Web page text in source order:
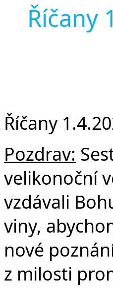
Říčany
Říčany
Pozdrav:
velikonoční
vzdávali
viny,
nové
z milosti